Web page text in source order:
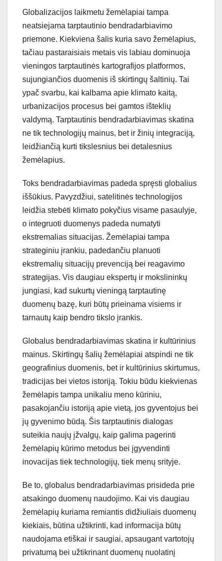
Globalizacijos laikmetu žemėlapiai tampa
neatsiejama tarptautinio bendradarbiavimo
priemone. Kiekviena šalis kuria savo žemėlapius,
tačiau pastaraisiais metais vis labiau dominuoja
vieningos tarptautinės kartografijos platformos,
sujungiančios duomenis iš skirtingų šaltinių. Tai
ypač svarbu, kai kalbama apie klimato kaitą,
urbanizacijos procesus bei gamtos išteklių
valdymą. Tarptautinis bendradarbiavimas skatina
ne tik technologijų mainus, bet ir žinių integraciją,
leidžiančią kurti tikslesnius bei detalesnius
žemėlapius.
Toks bendradarbiavimas padeda spręsti globalius
iššūkius. Pavyzdžiui, satelitinės technologijos
leidžia stebėti klimato pokyčius visame pasaulyje,
o integruoti duomenys padeda numatyti
ekstremalias situacijas. Žemėlapiai tampa
strateginiu įrankiu, padedančiu planuoti
ekstremalių situacijų prevenciją bei reagavimo
strategijas. Vis daugiau ekspertų ir mokslininkų
jungiasi, kad sukurtų vieningą tarptautinę
duomenų bazę, kuri būtų prieinama visiems ir
tarnautų kaip bendro tikslo įrankis.
Globalus bendradarbiavimas skatina ir kultūrinius
mainus. Skirtingų šalių žemėlapiai atspindi ne tik
geografinius duomenis, bet ir kultūrinius skirtumus,
tradicijas bei vietos istoriją. Tokiu būdu kiekvienas
žemėlapis tampa unikaliu meno kūriniu,
pasakojančiu istoriją apie vietą, jos gyventojus bei
jų gyvenimo būdą. Šis tarptautinis dialogas
suteikia naujų įžvalgų, kaip galima pagerinti
žemėlapių kūrimo metodus bei įgyvendinti
inovacijas tiek technologijų, tiek menų srityje.
Be to, globalus bendradarbiavimas prisideda prie
atsakingo duomenų naudojimo. Kai vis daugiau
žemėlapių kuriama remiantis didžiuliais duomenų
kiekiais, būtina užtikrinti, kad informacija būtų
naudojama etiškai ir saugiai, apsaugant vartotojų
privatumą bei užtikrinant duomenų nuolatinį